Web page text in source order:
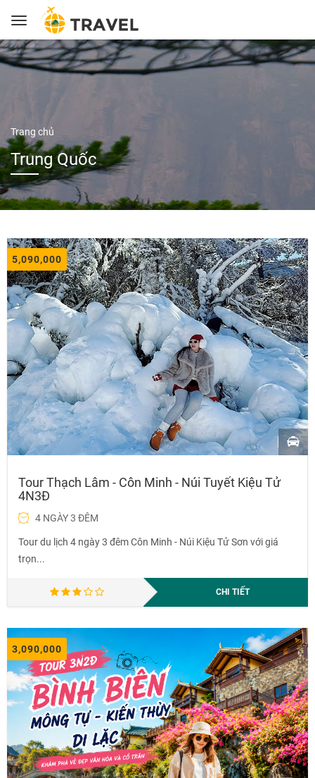
Trang chủ
Trung Quốc
5,090,000
Tour Thạch Lâm - Côn Minh - Núi Tuyết Kiệu Tử
4N3Đ
4 NGÀY 3 ĐÊM
Tour du lịch 4 ngày 3 đêm Côn Minh - Núi Kiệu Tử Sơn với giá
trọn...
CHI TIẾT
3,090,000